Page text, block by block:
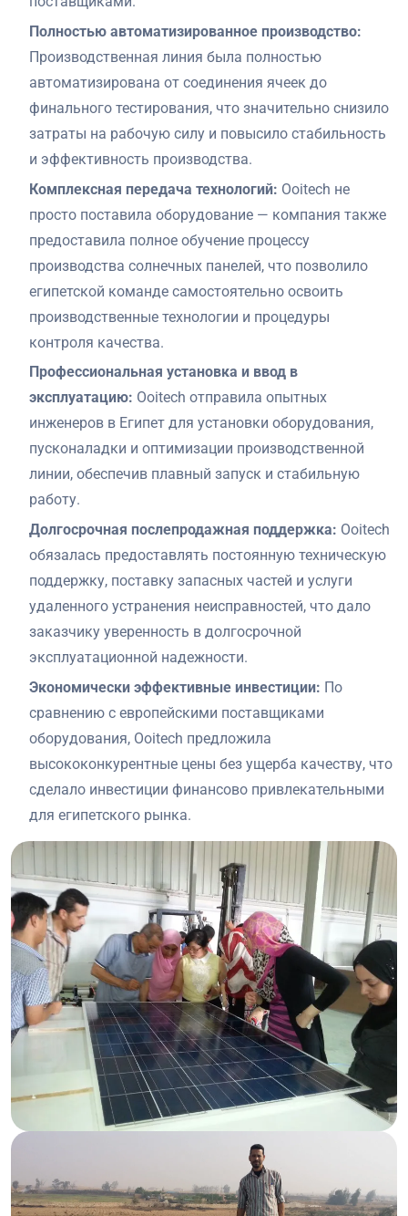
Полностью автоматизированное производство:
Производственная линия была полностью
автоматизирована от соединения ячеек до
финального тестирования, что значительно снизило
затраты на рабочую силу и повысило стабильность
и эффективность производства.
Комплексная передача технологий: Ooitech не
просто поставила оборудование — компания также
предоставила полное обучение процессу
производства солнечных панелей, что позволило
египетской команде самостоятельно освоить
производственные технологии и процедуры
контроля качества.
Профессиональная установка и ввод в
эксплуатацию: Ooitech отправила опытных
инженеров в Египет для установки оборудования,
пусконаладки и оптимизации производственной
линии, обеспечив плавный запуск и стабильную
работу.
Долгосрочная послепродажная поддержка: Ooitech
обязалась предоставлять постоянную техническую
поддержку, поставку запасных частей и услуги
удаленного устранения неисправностей, что дало
заказчику уверенность в долгосрочной
эксплуатационной надежности.
Экономически эффективные инвестиции: По
сравнению с европейскими поставщиками
оборудования, Ooitech предложила
высококонкурентные цены без ущерба качеству, что
сделало инвестиции финансово привлекательными
для египетского рынка.